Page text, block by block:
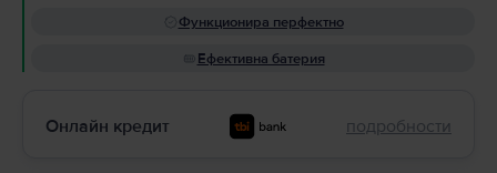
Функционира перфектно
Ефективна батерия
Онлайн кредит подробности